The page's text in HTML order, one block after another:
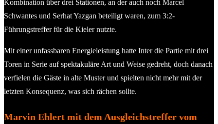
Kombination über drei Stationen, an der auch noch Marcel
Schwantes und Serhat Yazgan beteiligt waren, zum 3:2-
Führungstreffer für die Kieler nutzte.
Mit einer unfassbaren Energieleistung hatte Inter die Partie mit drei
Toren in Serie auf spektakuläre Art und Weise gedreht, doch danach
verfielen die Gäste in alte Muster und spielten nicht mehr mit der
letzten Konsequenz, was sich rächen sollte.
Marvin Ehlert mit dem Ausgleichstreffer vom